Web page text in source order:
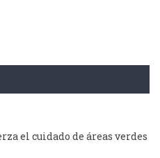
el cuidado de áreas verdes